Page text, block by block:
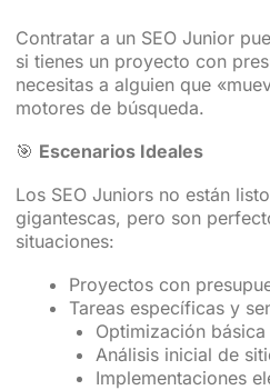
Contratar a un SEO Junior
si tienes un proyecto con
necesitas a alguien que
motores de búsqueda.
🎯 Escenarios Ideales
Los SEO Juniors no están
gigantescas, pero son
situaciones:
Proyectos con
Tareas específicas y
Optimización básica
Análisis inicial de
Implementaciones